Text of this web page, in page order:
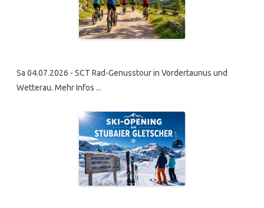
Sa 04.07.2026 - SCT Rad-Genusstour in Vordertaunus und
Wetterau. Mehr Infos ...